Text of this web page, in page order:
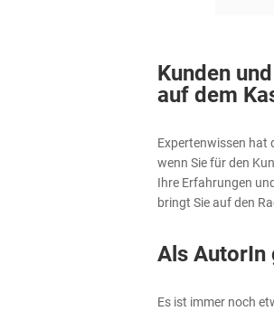
Kunden
auf dem
Expertenwissen hat
wenn Sie für den
Ihre Erfahrungen
bringt Sie auf den
Als AutorIn
Es ist immer noch